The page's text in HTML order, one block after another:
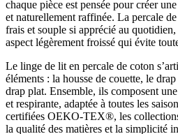
chaque pièce est pensée pour créer
et naturellement raffinée. La percale
frais et souple si apprécié au
aspect légèrement froissé qui évite
Le linge de lit en percale de coton
éléments : la housse de couette, le
drap plat. Ensemble, ils composent
et respirante, adaptée à toutes les
certifiées OEKO-TEX®, les
la qualité des matières et la simplicité